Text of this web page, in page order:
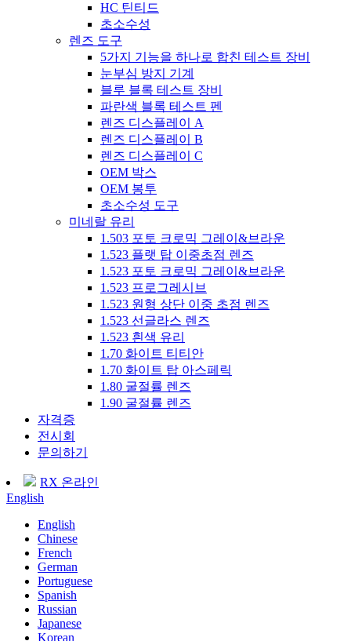
HC 틴티드
초소수성
렌즈 도구
5가지 기능을 하나로 합친 테스트 장비
눈부심 방지 기계
블루 블록 테스트 장비
파란색 블록 테스트 펜
렌즈 디스플레이 A
렌즈 디스플레이 B
렌즈 디스플레이 C
OEM 박스
OEM 봉투
초소수성 도구
미네랄 유리
1.503 포토 크로믹 그레이&브라운
1.523 플랫 탑 이중초점 렌즈
1.523 포토 크로믹 그레이&브라운
1.523 프로그레시브
1.523 원형 상단 이중 초점 렌즈
1.523 선글라스 렌즈
1.523 흰색 유리
1.70 화이트 티티안
1.70 화이트 탑 아스페릭
1.80 굴절률 렌즈
1.90 굴절률 렌즈
자격증
전시회
문의하기
RX 온라인
English
English
Chinese
French
German
Portuguese
Spanish
Russian
Japanese
Korean